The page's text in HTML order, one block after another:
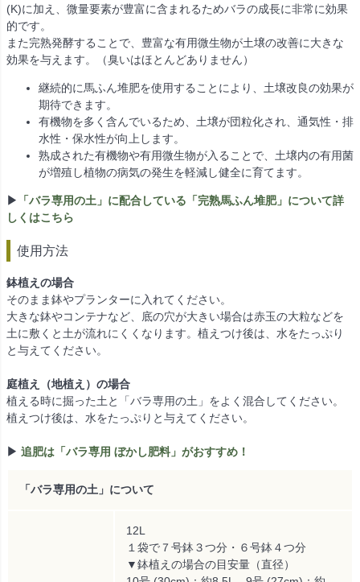
(K)に加え、微量要素が豊富に含まれるためバラの成長に非常に効果
的です。
また完熟発酵することで、豊富な有用微生物が土壌の改善に大きな
効果を与えます。（臭いはほとんどありません）
継続的に馬ふん堆肥を使用することにより、土壌改良の効果が
期待できます。
有機物を多く含んでいるため、土壌が団粒化され、通気性・排
水性・保水性が向上します。
熟成された有機物や有用微生物が入ることで、土壌内の有用菌
が増殖し植物の病気の発生を軽減し健全に育てます。
▶
「バラ専用の土」に配合している「完熟馬ふん堆肥」について詳
しくはこちら
使用方法
鉢植えの場合
そのまま鉢やプランターに入れてください。
大きな鉢やコンテナなど、底の穴が大きい場合は赤玉の大粒などを
土に敷くと土が流れにくくなります。植えつけ後は、水をたっぷり
と与えてください。
庭植え（地植え）の場合
植える時に掘った土と「バラ専用の土」をよく混合してください。
植えつけ後は、水をたっぷりと与えてください。
▶ 追肥は「バラ専用 ぼかし肥料」がおすすめ！
「バラ専用の土」について
12L
１袋で７号鉢３つ分・６号鉢４つ分
▼鉢植えの場合の目安量（直径）